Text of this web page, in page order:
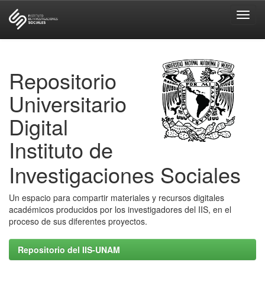
Repositorio
Universitario
Digital
Instituto de
Investigaciones Sociales
Un espacio para compartir materiales y recursos digitales
académicos producidos por los investigadores del IIS, en el
proceso de sus diferentes proyectos.
Repositorio del IIS-UNAM